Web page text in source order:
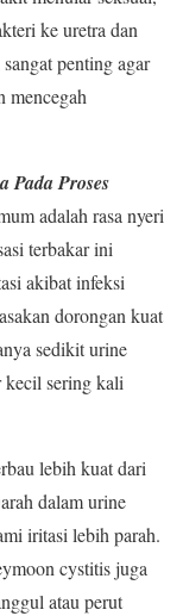
ke uretra dan
penting agar
mencegah
Pada Proses
adalah rasa nyeri
terbakar ini
akibat infeksi
dorongan kuat
sedikit urine
kecil sering kali
lebih kuat dari
dalam urine
iritasi lebih parah.
cystitis juga
atau perut